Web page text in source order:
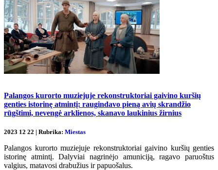
Palangos kurorto muziejuje rekonstruktoriai gaivino kuršių
genties istorinę atmintį: raugindavo pieną avių skrandžio
rūgštimi, nevengė arklienos, skanavo laukinius žirnius
2023 12 22 | Rubrika: Miestas
Palangos kurorto muziejuje rekonstruktoriai gaivino kuršių genties
istorinę atmintį. Dalyviai nagrinėjo amuniciją, ragavo paruoštus
valgius, matavosi drabužius ir papuošalus.